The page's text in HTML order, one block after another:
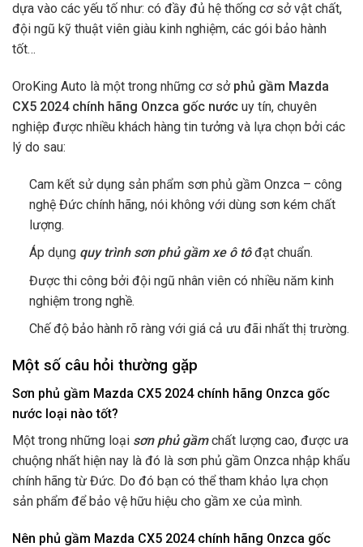
dựa vào các yếu tố như: có đầy đủ hệ thống cơ sở vật chất,
đội ngũ kỹ thuật viên giàu kinh nghiệm, các gói bảo hành
tốt…
OroKing Auto là một trong những cơ sởphủ gầm Mazda
CX5 2024 chính hãng Onzca gốc nước uy tín, chuyên
nghiệp được nhiều khách hàng tin tưởng và lựa chọn bởi các
lý do sau:
Cam kết sử dụng sản phẩm sơn phủ gầm Onzca – công
nghệ Đức chính hãng, nói không với dùng sơn kém chất
lượng.
Áp dụng quy trình sơn phủ gầm xe ô tôđạt chuẩn.
Được thi công bởi đội ngũ nhân viên có nhiều năm kinh
nghiệm trong nghề.
Chế độ bảo hành rõ ràng với giá cả ưu đãi nhất thị trường.
Một số câu hỏi thường gặp
Sơn phủ gầm Mazda CX5 2024 chính hãng Onzca gốc
nước loại nào tốt?
Một trong những loại sơn phủ gầmchất lượng cao, được ưa
chuộng nhất hiện nay là đó là sơn phủ gầm Onzca nhập khẩu
chính hãng từ Đức. Do đó bạn có thể tham khảo lựa chọn
sản phẩm để bảo vệ hữu hiệu cho gầm xe của mình.
Nên phủ gầm Mazda CX5 2024 chính hãng Onzca gốc